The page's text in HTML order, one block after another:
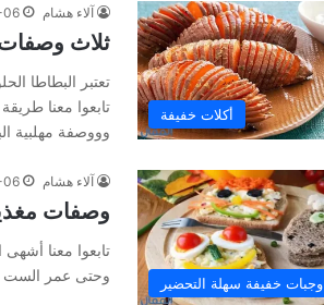
أكلات خفيفة
آلاء هشام 06
ثلاث وصفات
تعتبر البطاطا
تابعوا معنا
وووصفة مهلبية
وجبات خفيفة سهلة التحضير
آلاء هشام 06
وصفات
تابعوا معنا
وحتى عمر الست